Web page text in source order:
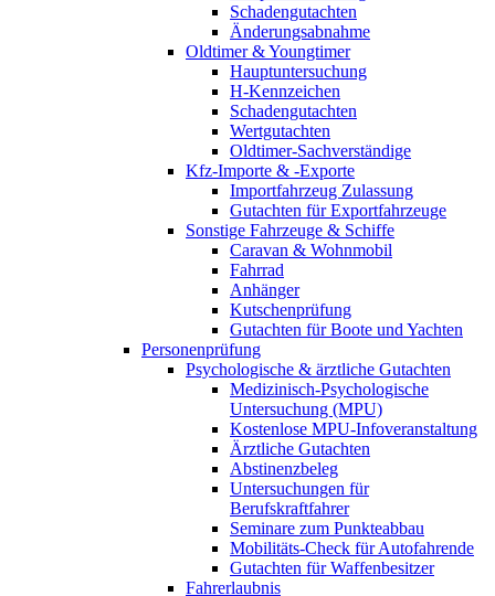
Schadengutachten
Änderungsabnahme
Oldtimer & Youngtimer
Hauptuntersuchung
H-Kennzeichen
Schadengutachten
Wertgutachten
Oldtimer-Sachverständige
Kfz-Importe & -Exporte
Importfahrzeug Zulassung
Gutachten für Exportfahrzeuge
Sonstige Fahrzeuge & Schiffe
Caravan & Wohnmobil
Fahrrad
Anhänger
Kutschenprüfung
Gutachten für Boote und Yachten
Personenprüfung
Psychologische & ärztliche Gutachten
Medizinisch-Psychologische
Untersuchung (MPU)
Kostenlose MPU-Infoveranstaltung
Ärztliche Gutachten
Abstinenzbeleg
Untersuchungen für
Berufskraftfahrer
Seminare zum Punkteabbau
Mobilitäts-Check für Autofahrende
Gutachten für Waffenbesitzer
Fahrerlaubnis